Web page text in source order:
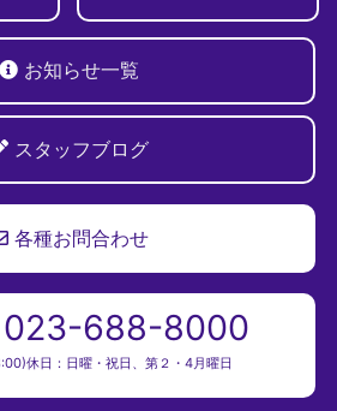
お知らせ一覧
スタッフブログ
各種お問合わせ
688-8000
休日：日曜・祝日、第２・4月曜日